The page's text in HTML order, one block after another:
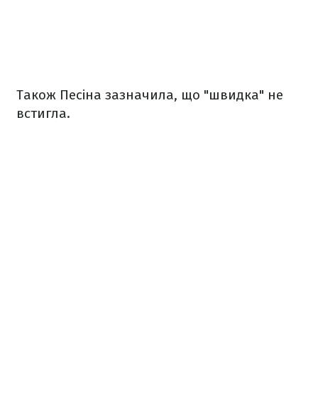
Також Песіна зазначила, що "швидка" не
встигла.